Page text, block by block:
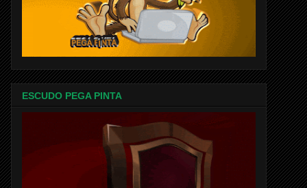
ESCUDO PEGA PINTA